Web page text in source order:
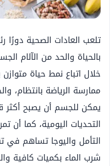
تلعب العادات الصحية دورًا
بالحياة والحد من الآلام
خلال اتباع نمط حياة
ممارسة الرياضة بانتظام،
يمكن للجسم أن يصبح
التحديات اليومية، كما أن
التأمل واليوجا تساهم في
شرب الماء بكميات كافية